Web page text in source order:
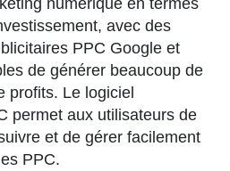
avec des
PPC Google et
de générer beaucoup de
profits. Le logiciel
permet aux utilisateurs de
et de gérer facilement
PPC.